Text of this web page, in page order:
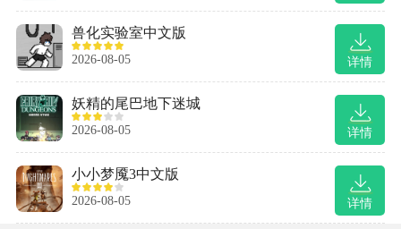
详情
兽化实验室中文版
2026-08-05
详情
妖精的尾巴地下迷城
2026-08-05
详情
小小梦魇3中文版
2026-08-05